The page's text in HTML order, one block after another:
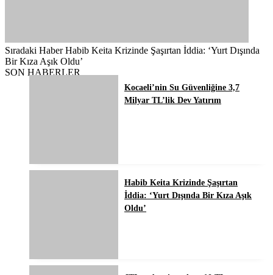
Sıradaki Haber Habib Keita Krizinde Şaşırtan İddia: ‘Yurt Dışında
Bir Kıza Aşık Oldu’
SON HABERLER
Kocaeli’nin Su Güvenliğine 3,7
Milyar TL’lik Dev Yatırım
Habib Keita Krizinde Şaşırtan
İddia: ‘Yurt Dışında Bir Kıza Aşık
Oldu’